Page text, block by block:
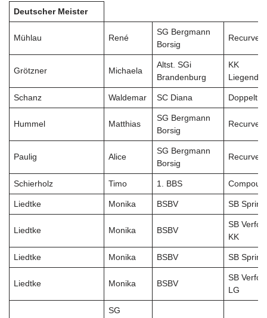
Deutscher Meister
Mühlau René
SG Bergmann
Borsig
Grötzner Michaela
Altst. SGi
Brandenburg
KK
Schanz Waldemar SC Diana
Hummel Matthias
SG Bergmann
Borsig
Recurve
Paulig Alice
SG Bergmann
Borsig
Recurve
Schierholz Timo 1. BBS
Liedtke Monika BSBV SB Sprint
Liedtke Monika BSBV
SB
KK
Liedtke Monika BSBV SB Sprint
Liedtke Monika BSBV
SB
LG
SG